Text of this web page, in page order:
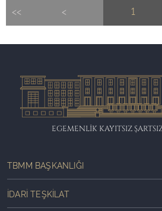
<< < 1
EGEMENLİK KAYITSIZ
TBMM BAŞKANLIĞI
İDARI TEŞKILAT